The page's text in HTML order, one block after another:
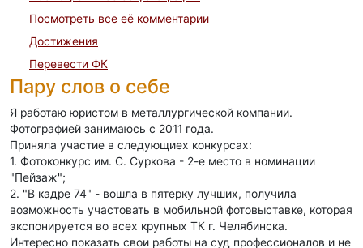
Посмотреть все её комментарии
Достижения
Перевести ФК
Пару слов о себе
Я работаю юристом в металлургической компании.
Фотографией занимаюсь с 2011 года.
Приняла участие в следующиех конкурсах:
1. Фотоконкурс им. С. Суркова - 2-е место в номинации
"Пейзаж";
2. "В кадре 74" - вошла в пятерку лучших, получила
возможность участовать в мобильной фотовыставке, которая
экспонируется во всех крупных ТК г. Челябинска.
Интересно показать свои работы на суд профессионалов и не